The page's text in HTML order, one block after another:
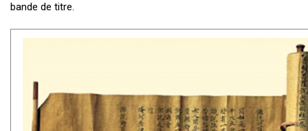
bande de titre.